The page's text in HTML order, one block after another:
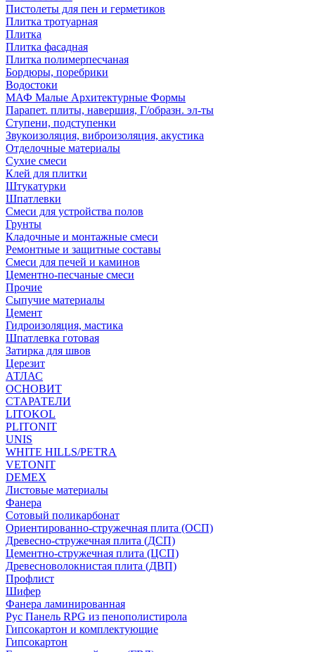
Пистолеты для пен и герметиков
Плитка тротуарная
Плитка
Плитка фасадная
Плитка полимерпесчаная
Бордюры, поребрики
Водостоки
МАФ Малые Архитектурные Формы
Парапет. плиты, навершия, Г/образн. эл-ты
Ступени, подступенки
Звукоизоляция, виброизоляция, акустика
Отделочные материалы
Сухие смеси
Клей для плитки
Штукатурки
Шпатлевки
Смеси для устройства полов
Грунты
Кладочные и монтажные смеси
Ремонтные и защитные составы
Смеси для печей и каминов
Цементно-песчаные смеси
Прочие
Сыпучие материалы
Цемент
Гидроизоляция, мастика
Шпатлевка готовая
Затирка для швов
Церезит
АТЛАС
ОСНОВИТ
СТАРАТЕЛИ
LITOKOL
PLITONIT
UNIS
WHITE HILLS/PETRA
VETONIT
DEMEX
Листовые материалы
Фанера
Сотовый поликарбонат
Ориентированно-стружечная плита (ОСП)
Древесно-стружечная плита (ДСП)
Цементно-стружечная плита (ЦСП)
Древесноволокнистая плита (ДВП)
Профлист
Шифер
Фанера ламинированная
Рус Панель RPG из пенополистирола
Гипсокартон и комплектующие
Гипсокартон